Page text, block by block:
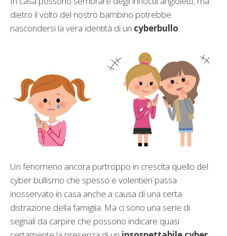
dietro il volto del nostro bambino potrebbe
nascondersi la vera identità di un cyberbullo
Un fenomeno ancora purtroppo in crescita quello del
cyber bullismo che spesso e volentieri passa
inosservato in casa anche a causa di una certa
distrazione della famiglia. Ma ci sono una serie di
segnali da carpire che possono indicare quasi